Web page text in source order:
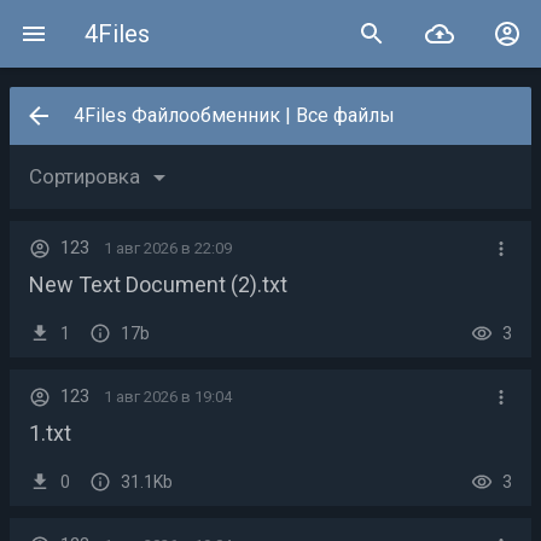
4Files
4Files Файлообменник | Все файлы
Сортировка arrow_drop_down
123 1 авг 2026 в 22:09
New Text Document (2).txt
1 17b 3
123 1 авг 2026 в 19:04
1.txt
0 31.1Kb 3